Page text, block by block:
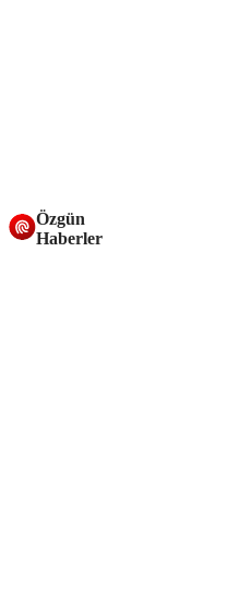
Özgün
Haberler